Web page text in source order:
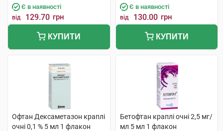
Є в наявності
від 129.70 грн
КУПИТИ
Є в наявності
від 130.00 грн
КУПИТИ
Офтан Дексаметазон краплі
очні 0,1 % 5 мл 1 флакон
Бетофтан краплі очні 2,5 мг/
мл 5 мл 1 флакон